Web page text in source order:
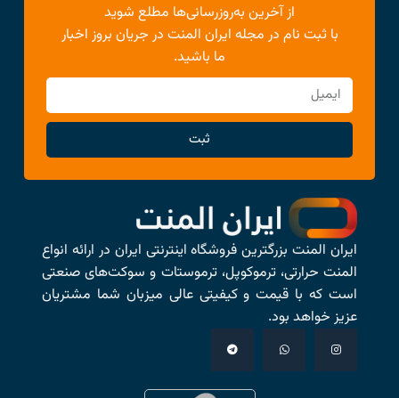
از آخرین به‌روزرسانی‌ها مطلع شوید
با ثبت نام در مجله ایران المنت در جریان بروز اخبار
ما باشید.
ثبت
ایران المنت بزرگترین فروشگاه اینترنتی ایران در ارائه انواع
المنت حرارتی، ترموکوپل، ترموستات و سوکت‌های صنعتی
است که با قیمت و کیفیتی عالی میزبان شما مشتریان
عزیز خواهد بود.